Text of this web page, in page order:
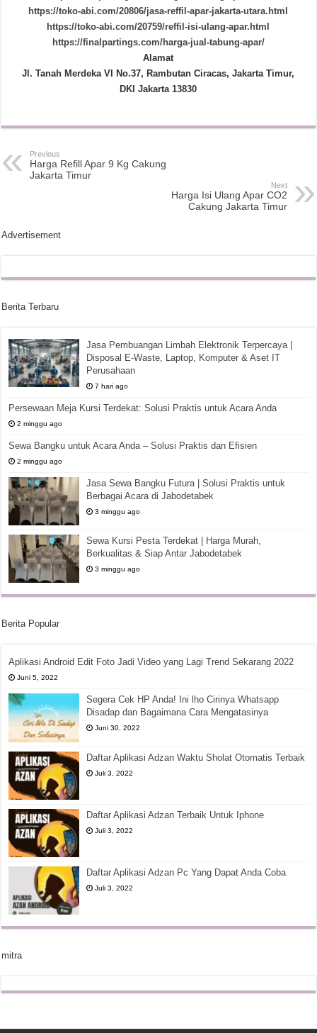
https://toko-abi.com/20806/jasa-reffil-apar-jakarta-utara.html
https://toko-abi.com/20759/reffil-isi-ulang-apar.html
https://finalpartings.com/harga-jual-tabung-apar/
Alamat
Jl. Tanah Merdeka VI No.37, Rambutan Ciracas, Jakarta Timur,
DKI Jakarta 13830
Previous
Harga Refill Apar 9 Kg Cakung
Jakarta Timur
Next
Harga Isi Ulang Apar CO2
Cakung Jakarta Timur
Advertisement
Berita Terbaru
Jasa Pembuangan Limbah Elektronik Terpercaya |
Disposal E-Waste, Laptop, Komputer & Aset IT
Perusahaan
7 hari ago
Persewaan Meja Kursi Terdekat: Solusi Praktis untuk Acara Anda
2 minggu ago
Sewa Bangku untuk Acara Anda – Solusi Praktis dan Efisien
2 minggu ago
Jasa Sewa Bangku Futura | Solusi Praktis untuk
Berbagai Acara di Jabodetabek
3 minggu ago
Sewa Kursi Pesta Terdekat | Harga Murah,
Berkualitas & Siap Antar Jabodetabek
3 minggu ago
Berita Popular
Aplikasi Android Edit Foto Jadi Video yang Lagi Trend Sekarang 2022
Juni 5, 2022
Segera Cek HP Anda! Ini lho Cirinya Whatsapp
Disadap dan Bagaimana Cara Mengatasinya
Juni 30, 2022
Daftar Aplikasi Adzan Waktu Sholat Otomatis Terbaik
Juli 3, 2022
Daftar Aplikasi Adzan Terbaik Untuk Iphone
Juli 3, 2022
Daftar Aplikasi Adzan Pc Yang Dapat Anda Coba
Juli 3, 2022
mitra